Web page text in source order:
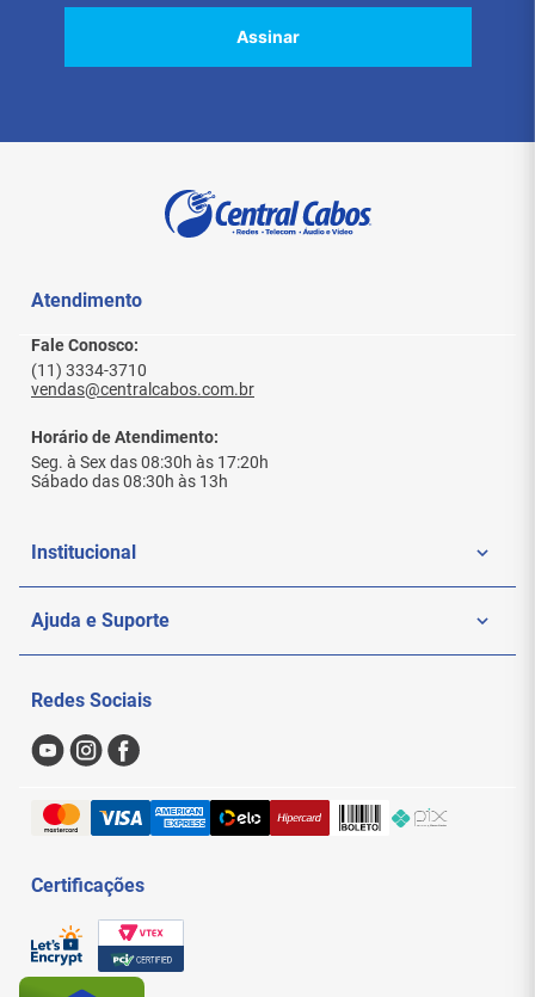
Assinar
Atendimento
Fale Conosco:
(11) 3334-3710
vendas@centralcabos.com.br
Horário de Atendimento:
Seg. à Sex das 08:30h às 17:20h
Sábado das 08:30h às 13h
Institucional
Quem Somos
Nossas Lojas
Formas de Pagamento
Trocas e Devoluções
Ajuda e Suporte
Sac
Redes Sociais
Certificações